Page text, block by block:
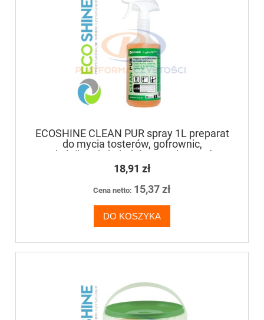
ECOSHINE CLEAN PUR spray 1L preparat
do mycia tosterów, gofrownic,
naleśnikarek, kebabów oraz bemarów
18,91 zł
Cena netto: 15,37 zł
DO KOSZYKA